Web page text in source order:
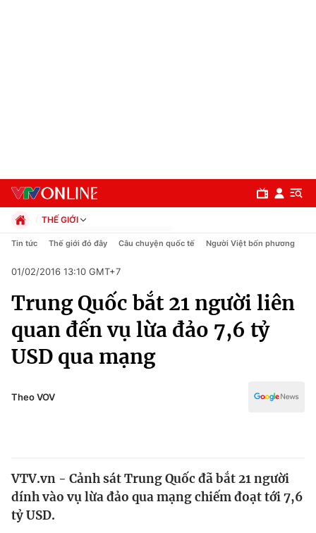
Chuyên mục
Chính trị
Xã hội
Pháp luật
Thế giới
Tin tức
Kinh tế
THẾ GIỚI
Chính trị
Pháp luật
Kinh tế
Thể thao
Truyền hình
Văn hóa - Giải trí
Y tế
Tin tức Thế giới đó đây Câu chuyện quốc tế Người Việt bốn phương
01/02/2016 13:10 GMT+7
Trung Quốc bắt 21 người liên
quan đến vụ lừa đảo 7,6 tỷ
USD qua mạng
Theo VOV
VTV.vn - Cảnh sát Trung Quốc đã bắt 21 người
dính vào vụ lừa đảo qua mạng chiếm đoạt tới 7,6
tỷ USD.